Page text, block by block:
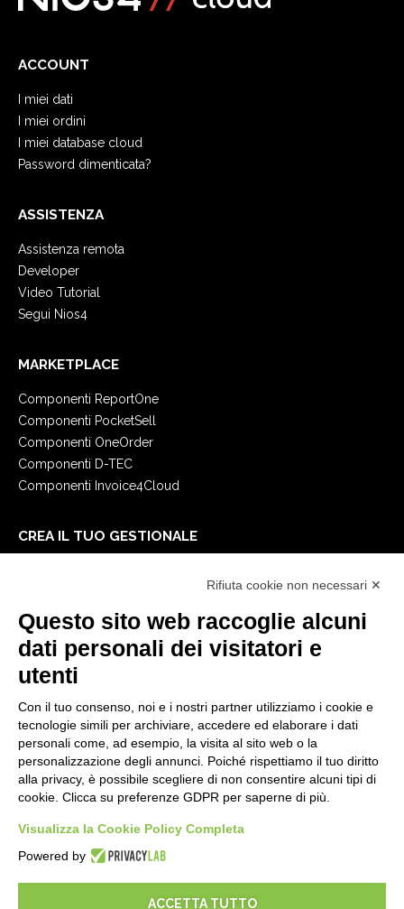
ACCOUNT
I miei dati
I miei ordini
I miei database cloud
Password dimenticata?
ASSISTENZA
Assistenza remota
Developer
Video Tutorial
Segui Nios4
MARKETPLACE
Componenti ReportOne
Componenti PocketSell
Componenti OneOrder
Componenti D-TEC
Componenti Invoice4Cloud
CREA IL TUO GESTIONALE
E-Book
Blog
NOTE LEGALI
Informative Privacy
Security Policy
Documentazione contrattuale e GDPR
Condizioni generali di fornitura
Condizioni di vendita
Condizioni del servizio di supporto
Impostazioni cookie
Rifiuta cookie non necessari ✕
Questo sito web raccoglie alcuni
dati personali dei visitatori e
utenti
Con il tuo consenso, noi e i nostri partner utilizziamo i cookie e
tecnologie simili per archiviare, accedere ed elaborare i dati
personali come, ad esempio, la visita al sito web o la
personalizzazione degli annunci. Poiché rispettiamo il tuo diritto
alla privacy, è possibile scegliere di non consentire alcuni tipi di
cookie. Clicca su preferenze GDPR per saperne di più.
Visualizza la Cookie Policy Completa
Powered by
ACCETTA TUTTO